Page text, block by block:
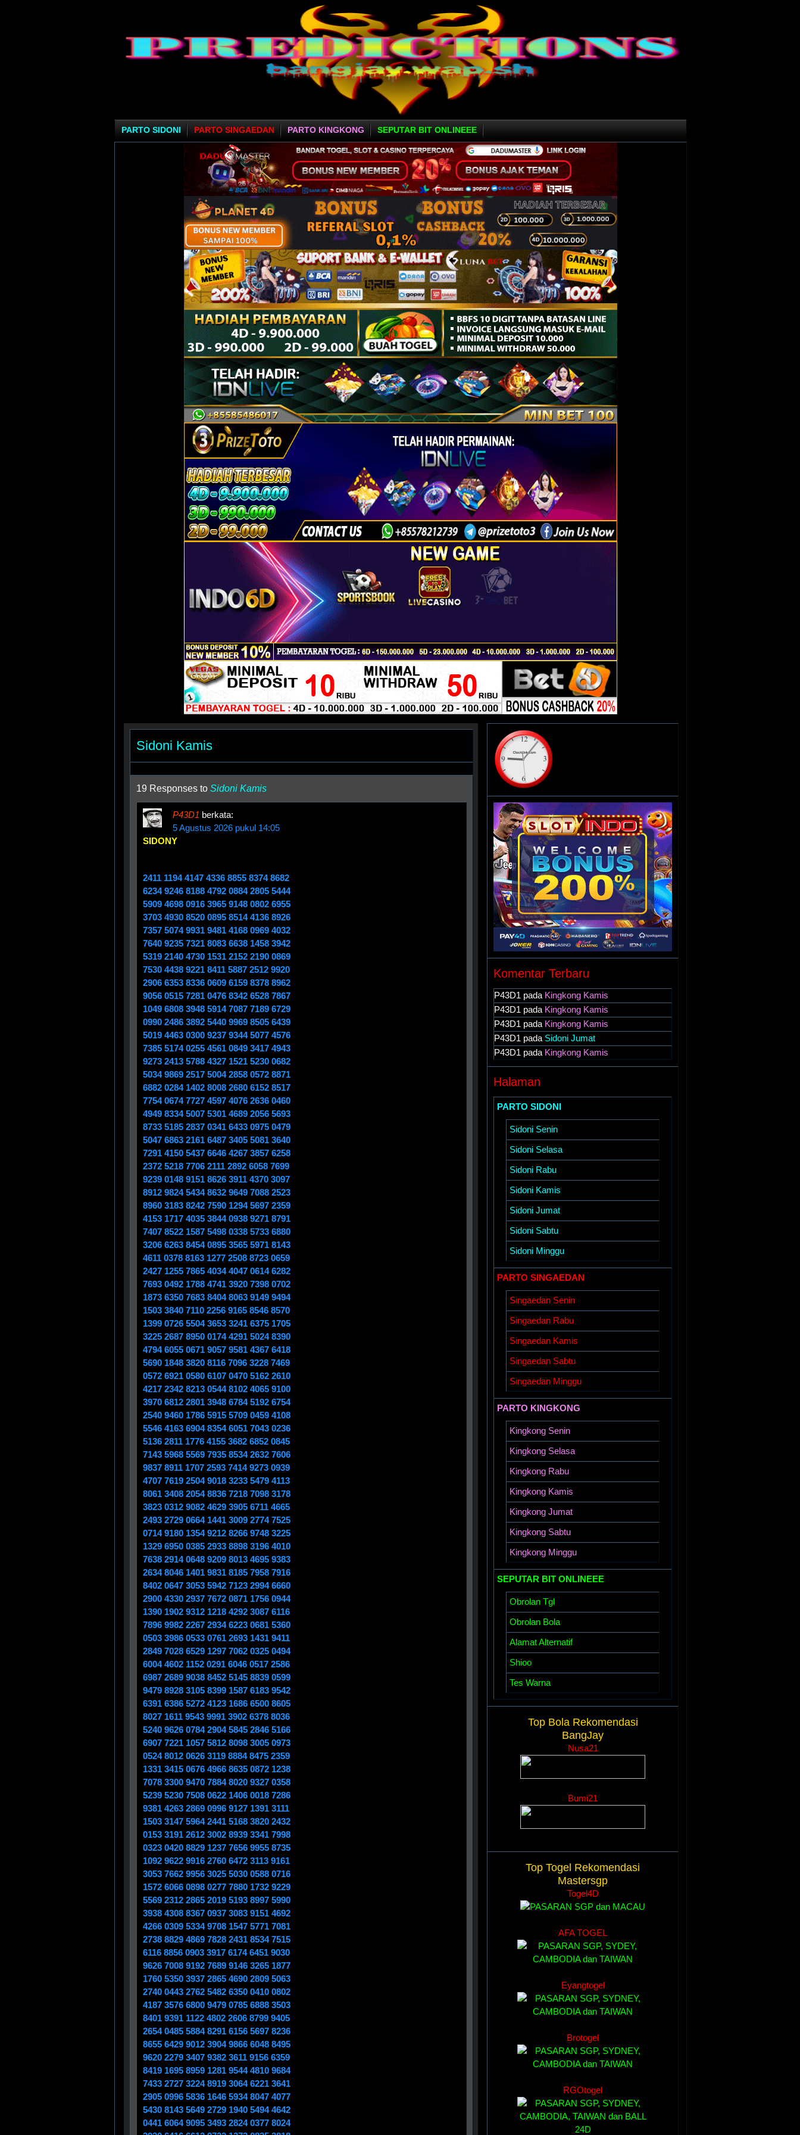
PARTO SIDONI PARTO SINGAEDAN PARTO KINGKONG SEPUTAR BIT ONLINEEE
Sidoni Kamis
19 Responses to Sidoni Kamis
P43D1 berkata:
5 Agustus 2026 pukul 14:05
SIDONY
2411 1194 4147 4336 8855 8374 8682
6234 9246 8188 4792 0884 2805 5444
5909 4698 0916 3965 9148 0802 6955
3703 4930 8520 0895 8514 4136 8926
7357 5074 9931 9481 4168 0969 4032
7640 9235 7321 8083 6638 1458 3942
5319 2140 4730 1531 2152 2190 0869
7530 4438 9221 8411 5887 2512 9920
2906 6353 8336 0609 6159 8378 8962
9056 0515 7281 0476 8342 6528 7867
1049 6808 3948 5914 7087 7189 6729
0990 2486 3892 5440 9969 8505 6439
5019 4463 0300 9237 9344 5077 4576
7385 5174 0255 4561 0849 3417 4943
9273 2413 5788 4327 1521 5230 0682
5034 9869 2517 5004 2858 0572 8871
6882 0284 1402 8008 2680 6152 8517
7754 0674 7727 4597 4076 2636 0460
4949 8334 5007 5301 4689 2056 5693
8733 5185 2837 0341 6433 0975 0479
5047 6863 2161 6487 3405 5081 3640
7291 4150 5437 6646 4267 3857 6258
2372 5218 7706 2111 2892 6058 7699
9239 0148 9151 8626 3911 4370 3097
8912 9824 5434 8632 9649 7088 2523
8960 3183 8242 7590 1294 5697 2359
4153 1717 4035 3844 0938 9271 8791
7407 8522 1587 5498 0338 5733 6880
3206 6263 8454 0895 3565 5971 8143
4611 0378 8163 1277 2508 8723 0659
2427 1255 7865 4034 4047 0614 6282
7693 0492 1788 4741 3920 7398 0702
1873 6350 7683 8404 8063 9149 9494
1503 3840 7110 2256 9165 8546 8570
1399 0726 5504 3653 3241 6375 1705
3225 2687 8950 0174 4291 5024 8390
4794 6055 0671 9057 9581 4367 6418
5690 1848 3820 8116 7096 3228 7469
0572 6921 0580 6107 0470 5162 2610
4217 2342 8213 0544 8102 4065 9100
3970 6812 2801 3948 6784 5192 6754
2540 9460 1786 5915 5709 0459 4108
5546 4163 6904 8354 6051 7043 0236
5136 2811 1776 4155 3682 6852 0845
7143 5968 5569 7935 8534 2632 7606
9837 8911 1707 2593 7414 9273 0939
4707 7619 2504 9018 3233 5479 4113
8061 3408 2054 8836 7218 7098 3178
3823 0312 9082 4629 3905 6711 4665
2493 2729 0664 1441 3009 2774 7525
0714 9180 1354 9212 8266 9748 3225
1329 6950 0385 2933 8898 3196 4010
7638 2914 0648 9209 8013 4695 9383
2634 8046 1401 9831 8185 7958 7916
8402 0647 3053 5942 7123 2994 6660
2900 4330 2937 7672 0871 1756 0944
1390 1902 9312 1218 4292 3087 6116
7896 9982 2267 2934 6223 0681 5360
0503 3986 0533 0761 2693 1431 9411
2849 7028 6529 1297 7062 0325 0494
6004 4602 1152 0291 6046 0517 2586
6987 2689 9038 8452 5145 8839 0599
9479 8928 3105 8399 1587 6183 9542
6391 6386 5272 4123 1686 6500 8605
8027 1611 9543 9991 3902 6378 8036
5240 9626 0784 2904 5845 2846 5166
6907 7221 1057 5812 8098 3005 0973
0524 8012 0626 3119 8884 8475 2359
1331 3415 0676 4966 8635 0872 1238
7078 3300 9470 7884 8020 9327 0358
5239 5230 7508 0622 1406 0018 7286
9381 4263 2869 0996 9127 1391 3111
1503 3147 5964 2441 5168 3820 2432
0153 3191 2612 3002 8939 3341 7998
0323 0420 8829 1237 7656 9955 8735
1092 9622 9916 2760 6472 3113 9161
3053 7662 9956 3025 5030 0588 0716
1572 6066 0898 0277 7880 1732 9229
5569 2312 2865 2019 5193 8997 5990
3938 4308 8367 0937 3083 9151 4692
4266 0309 5334 9708 1547 5771 7081
2738 8829 4869 7828 2431 8534 7515
6116 8856 0903 3917 6174 6451 9030
9626 7008 9192 7689 9146 3265 1877
1760 5350 3937 2865 4690 2809 5063
2740 0443 2762 5482 6350 0410 0802
4187 3576 6800 9479 0785 6888 3503
8401 9391 1122 4802 2606 8799 9405
2654 0485 5884 8291 6156 5697 8236
8655 6429 9012 3904 9866 6048 8495
9620 2279 3407 9382 3611 9156 6359
8419 1695 8959 1281 9544 4810 9684
7433 2727 3224 8919 3064 6221 3641
2905 0996 5836 1646 5934 8047 4077
5430 8143 5649 2729 1940 5494 4642
0441 6064 9095 3493 2824 0377 8024
Komentar Terbaru
P43D1 pada Kingkong Kamis
P43D1 pada Kingkong Kamis
P43D1 pada Kingkong Kamis
P43D1 pada Sidoni Jumat
P43D1 pada Kingkong Kamis
Halaman
PARTO SIDONI
Sidoni Senin
Sidoni Selasa
Sidoni Rabu
Sidoni Kamis
Sidoni Jumat
Sidoni Sabtu
Sidoni Minggu
PARTO SINGAEDAN
Singaedan Senin
Singaedan Rabu
Singaedan Kamis
Singaedan Sabtu
Singaedan Minggu
PARTO KINGKONG
Kingkong Senin
Kingkong Selasa
Kingkong Rabu
Kingkong Kamis
Kingkong Jumat
Kingkong Sabtu
Kingkong Minggu
SEPUTAR BIT ONLINEEE
Obrolan Tgl
Obrolan Bola
Alamat Alternatif
Shioo
Tes Warna
Top Bola Rekomendasi
BangJay
Nusa21
Bumi21
Top Togel Rekomendasi
Mastersgp
Togel4D
AFA TOGEL
Eyangtogel
Brotogel
RGOtogel